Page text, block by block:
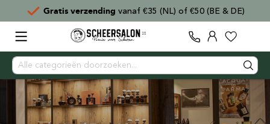
Gratis verzendingvanaf €35 (NL) of €50 (BE & DE)